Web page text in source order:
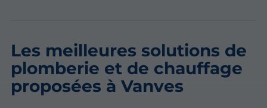
Les meilleures solutions de
plomberie et de chauffage
proposées à Vanves